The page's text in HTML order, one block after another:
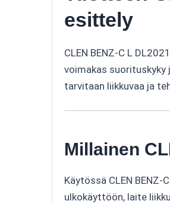
esittely
CLEN BENZ-C L
voimakas
tarvitaan liikkuvaa ja
Millainen
Käytössä CLEN
ulkokäyttöön, laite